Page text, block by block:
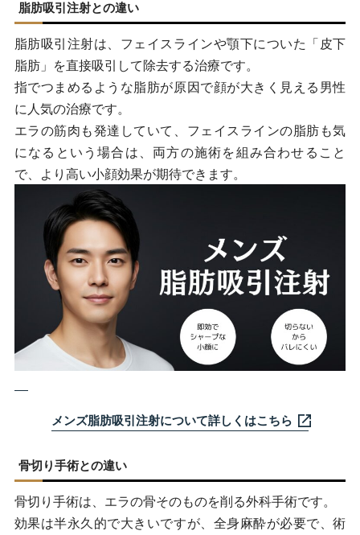
脂肪吸引注射との違い
脂肪吸引注射は、フェイスラインや顎下についた「皮下
脂肪」を直接吸引して除去する治療です。
指でつまめるような脂肪が原因で顔が大きく見える男性
に人気の治療です。
エラの筋肉も発達していて、フェイスラインの脂肪も気
になるという場合は、両方の施術を組み合わせること
で、より高い小顔効果が期待できます。
メンズ脂肪吸引注射について詳しくはこちら
骨切り手術との違い
骨切り手術は、エラの骨そのものを削る外科手術です。
効果は半永久的で大きいですが、全身麻酔が必要で、術